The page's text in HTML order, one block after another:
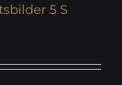
5 S